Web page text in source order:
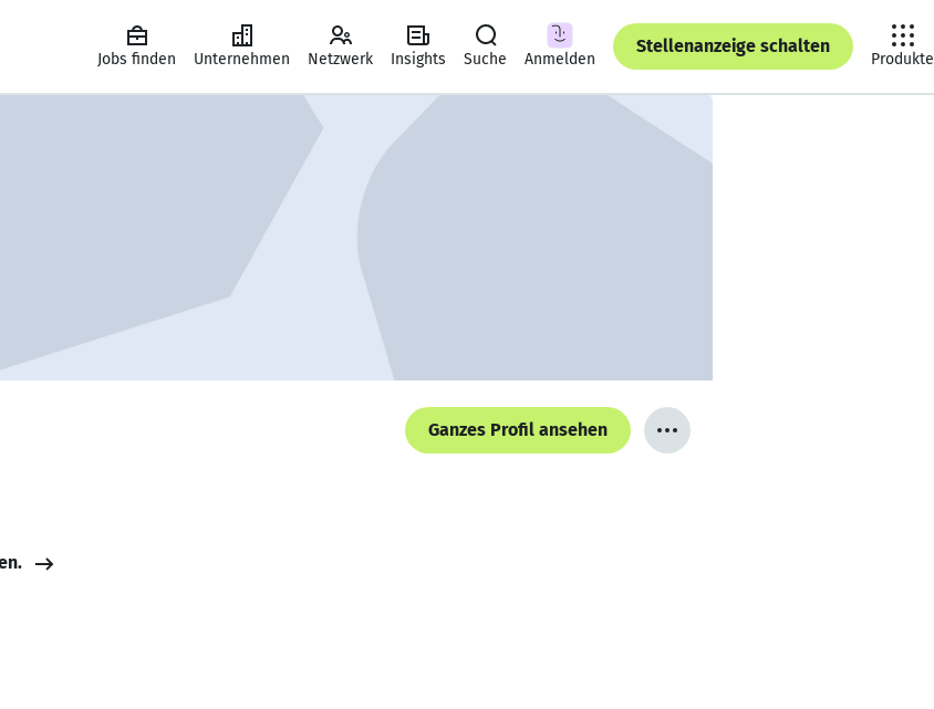
Jobs finden Unternehmen Netzwerk Insights Suche Anmelden
Stellenanzeige schalten
Produkte
Ganzes Profil ansehen